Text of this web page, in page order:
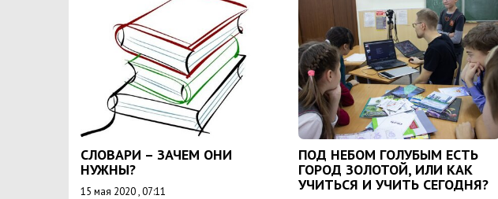
СЛОВАРИ – ЗАЧЕМ ОНИ
НУЖНЫ?
15 мая 2020 , 07:11
ПОД НЕБОМ ГОЛУБЫМ ЕСТЬ
ГОРОД ЗОЛОТОЙ, ИЛИ КАК
УЧИТЬСЯ И УЧИТЬ СЕГОДНЯ?